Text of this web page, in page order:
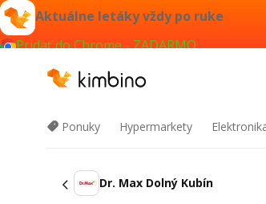
Aktuálne letáky vždy po ruke
Pridať do Chrome - ZADARMO
Ponuky Hypermarkety
Dr. Max Dolný Kubín